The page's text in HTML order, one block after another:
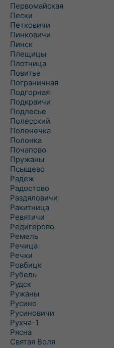
Первомайская
Пески
Петковичи
Пинковичи
Пинск
Плещицы
Плотница
Повитье
Пограничная
Подгорная
Подкраичи
Подлесье
Полесский
Полонечка
Полонка
Почапово
Пружаны
Псыщево
Радеж
Радостово
Раздяловичи
Ракитница
Ревятичи
Редигерово
Ремель
Речица
Речки
Ровбицк
Рубель
Рудск
Ружаны
Русино
Русиновичи
Рухча-1
Рясна
Святая Воля